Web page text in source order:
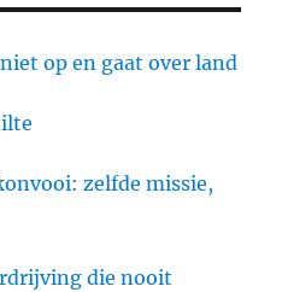
op en gaat over land
zelfde missie,
die nooit